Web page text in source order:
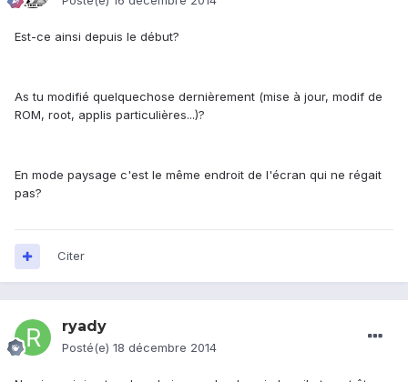
Est-ce ainsi depuis le début?
As tu modifié quelquechose dernièrement (mise à jour, modif de
ROM, root, applis particulières...)?
En mode paysage c'est le même endroit de l'écran qui ne régait
pas?
Citer
ryady
Posté(e) 18 décembre 2014